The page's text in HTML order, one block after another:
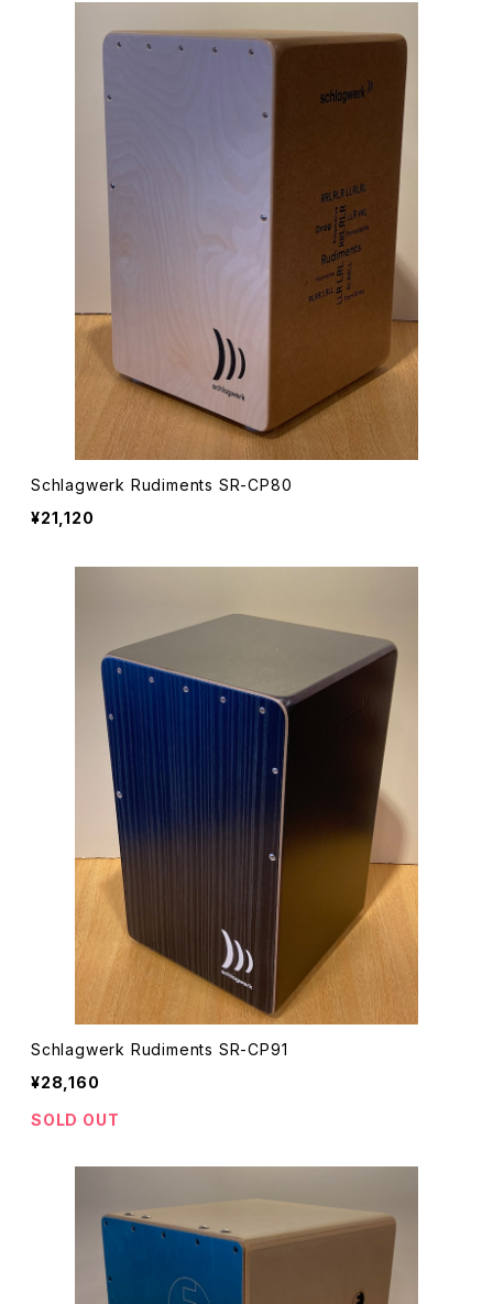
Schlagwerk Rudiments SR-CP80
¥21,120
Schlagwerk Rudiments SR-CP91
¥28,160
SOLD OUT